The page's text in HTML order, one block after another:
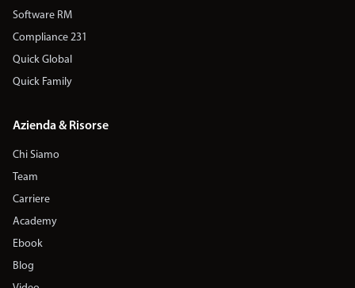
Software RM
Compliance 231
Quick Global
Quick Family
Azienda & Risorse
Chi Siamo
Team
Carriere
Academy
Ebook
Blog